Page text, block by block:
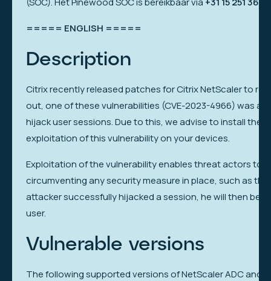
===== ENGLISH =====
Description
Citrix recently released patches for Citrix NetScaler to
out, one of these vulnerabilities (CVE-2023-4966) was
hijack user sessions. Due to this, we advise to install the
exploitation of this vulnerability on your devices.
Exploitation of the vulnerability enables threat actors to
circumventing any security measure in place, such as
attacker successfully hijacked a session, he will then be
user.
Vulnerable versions
The following supported versions of NetScaler ADC and